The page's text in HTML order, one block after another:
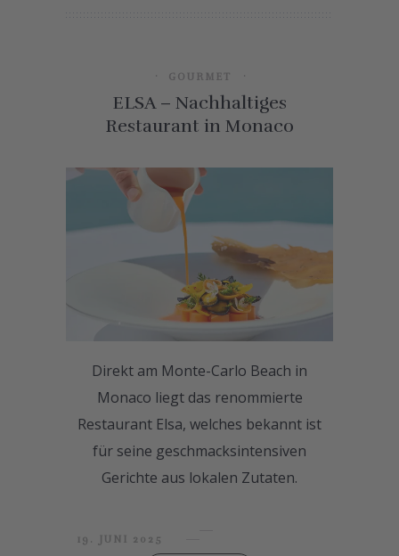
GOURMET
ELSA – Nachhaltiges
Restaurant in Monaco
Direkt am Monte-Carlo Beach in
Monaco liegt das renommierte
Restaurant Elsa, welches bekannt ist
für seine geschmacksintensiven
Gerichte aus lokalen Zutaten.
19. JUNI 2025